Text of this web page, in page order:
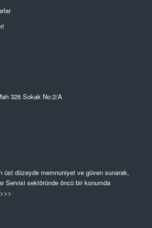
326 Sokak No:2/A
üst düzeyde memnuniyet ve güven sunarak,
Servisi sektöründe öncü bir konumda